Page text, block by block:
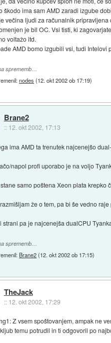
škodo ima sam AMD zaradi izgube
večina ljudi za računalnik
je bil OC. Vsi tisti, ki
voltažo itd.
AMD bomo izgubili vsi, tudi Intelovi
sprememb…
nodes (12. okt 2002 ob 17:19)
Brane2
:: 12. okt 2002, 17:13
ima AMD ta trenutek najcenejšo
napol profi uporabo je na voljo
samo poštena Xeon plata krepko
že o tem, pa bi še vedno
strani pa je najcenejša dualCPU
sprememb…
Brane2(12. okt 2002 ob 17:15)
TheJack
:: 12. okt 2002, 17:29
Z vsem spoštovanjem, ampak ne
temu potrudil in ti odgovoril po